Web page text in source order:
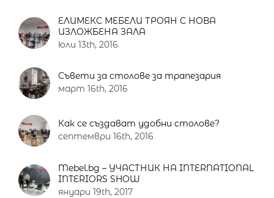
ЕЛИМЕКС МЕБЕЛИ ТРОЯН С НОВА
ИЗЛОЖБЕНА ЗАЛА
юли 13th, 2016
Съвети за столове за трапезария
март 16th, 2016
Как се създават удобни столове?
септември 16th, 2016
Mebel.bg – УЧАСТНИК НА INTERNATIONAL
INTERIORS SHOW
януари 19th, 2017